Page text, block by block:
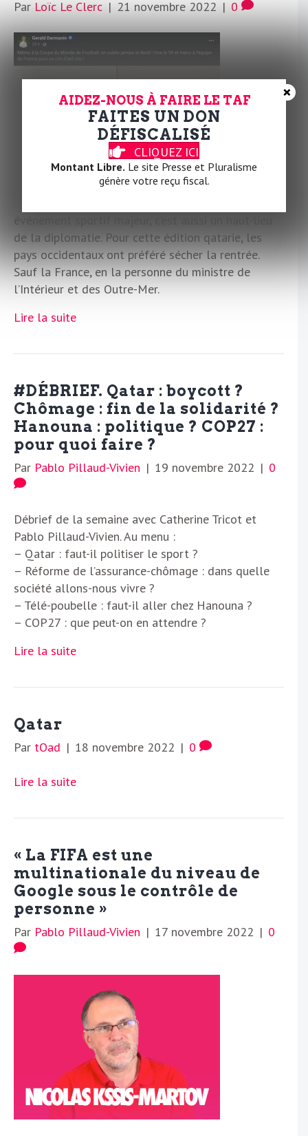
Par Loïc Le Clerc | 21 novembre 2022 | 0
événement sportif majeur, c’est aussi un haut-lieu
de la diplomatie. Pour cette édition qatarie, les
pays occidentaux ont préféré sécher la rentrée.
Sauf la France, en la personne du ministre de
l’Intérieur et des Outre-Mer.
Lire la suite
#DÉBRIEF. Qatar : boycott ?
Chômage : fin de la solidarité ?
Hanouna : politique ? COP27 :
pour quoi faire ?
Par Pablo Pillaud-Vivien | 19 novembre 2022 | 0
Débrief de la semaine avec Catherine Tricot et
Pablo Pillaud-Vivien. Au menu :
– Qatar : faut-il politiser le sport ?
– Réforme de l’assurance-chômage : dans quelle
société allons-nous vivre ?
– Télé-poubelle : faut-il aller chez Hanouna ?
– COP27 : que peut-on en attendre ?
Lire la suite
Qatar
Par tOad | 18 novembre 2022 | 0
Lire la suite
« La FIFA est une
multinationale du niveau de
Google sous le contrôle de
personne »
Par Pablo Pillaud-Vivien | 17 novembre 2022 | 0
AIDEZ-NOUS À FAIRE LE TAF
FAITES UN DON
DÉFISCALISÉ
CLIQUEZ ICI
Montant Libre. Le site Presse et Pluralisme
génère votre reçu fiscal.
×